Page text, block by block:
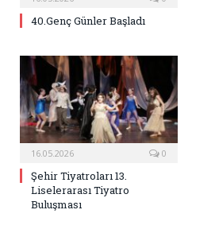
40.Genç Günler Başladı
16.05.2026 0
Şehir Tiyatroları 13.
Liselerarası Tiyatro
Buluşması